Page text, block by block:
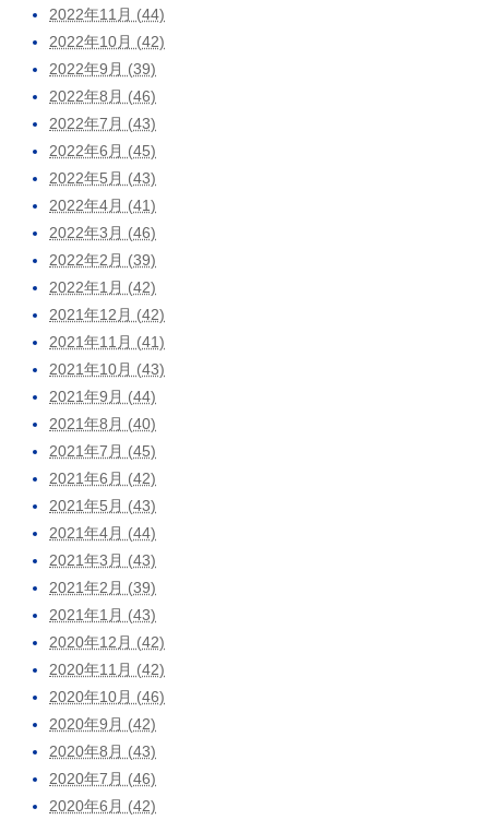
2022年11月 (44)
2022年10月 (42)
2022年9月 (39)
2022年8月 (46)
2022年7月 (43)
2022年6月 (45)
2022年5月 (43)
2022年4月 (41)
2022年3月 (46)
2022年2月 (39)
2022年1月 (42)
2021年12月 (42)
2021年11月 (41)
2021年10月 (43)
2021年9月 (44)
2021年8月 (40)
2021年7月 (45)
2021年6月 (42)
2021年5月 (43)
2021年4月 (44)
2021年3月 (43)
2021年2月 (39)
2021年1月 (43)
2020年12月 (42)
2020年11月 (42)
2020年10月 (46)
2020年9月 (42)
2020年8月 (43)
2020年7月 (46)
2020年6月 (42)